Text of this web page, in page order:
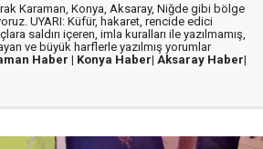
Karaman, Konya, Aksaray, Niğde gibi bölge
UYARI: Küfür, hakaret, rencide edici
saldırı içeren, imla kuralları ile yazılmamış,
ve büyük harflerle yazılmış yorumlar
Haber | Konya Haber| Aksaray Haber|